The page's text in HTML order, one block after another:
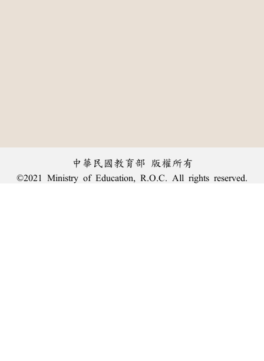
中華民國教育部 版權所有
©2021 Ministry of Education, R.O.C. All rights reserved.